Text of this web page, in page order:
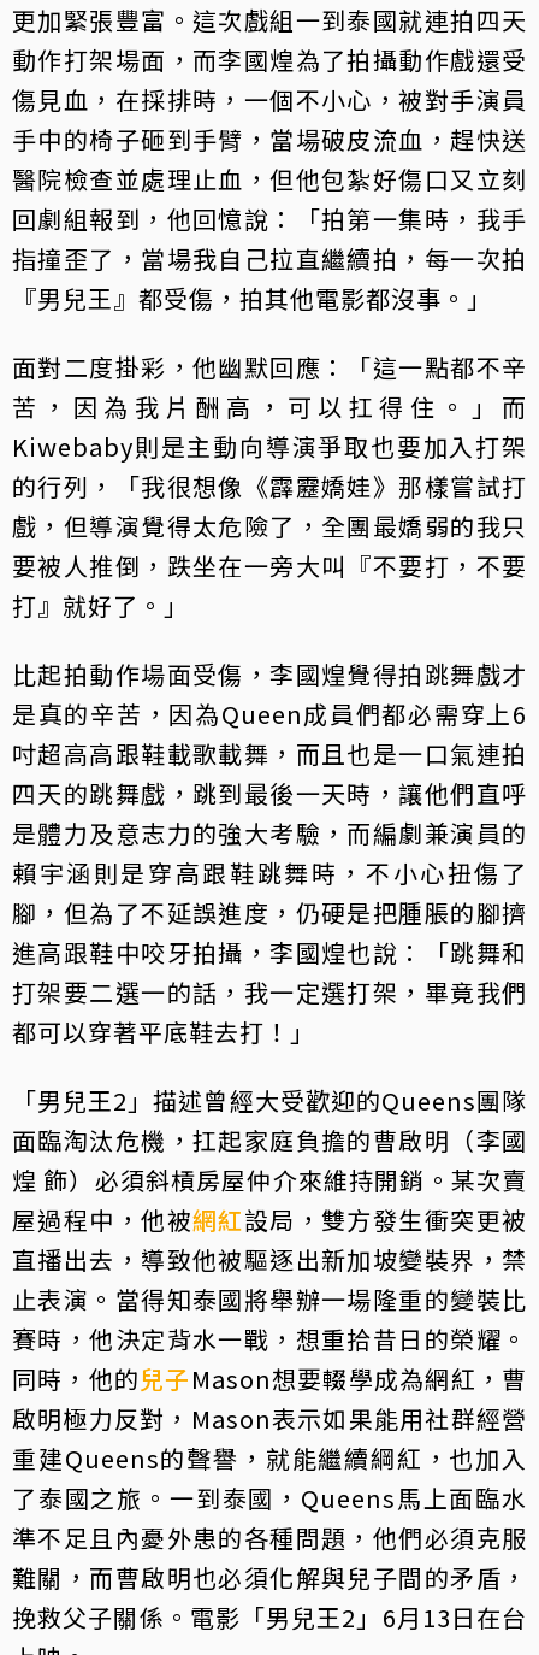
更加緊張豐富。這次戲組一到泰國就連拍四天
動作打架場面，而李國煌為了拍攝動作戲還受
傷見血，在採排時，一個不小心，被對手演員
手中的椅子砸到手臂，當場破皮流血，趕快送
醫院檢查並處理止血，但他包紮好傷口又立刻
回劇組報到，他回憶說：「拍第一集時，我手
指撞歪了，當場我自己拉直繼續拍，每一次拍
『男兒王』都受傷，拍其他電影都沒事。」
面對二度掛彩，他幽默回應：「這一點都不辛
苦，因為我片酬高，可以扛得住。」而
Kiwebaby則是主動向導演爭取也要加入打架
的行列，「我很想像《霹靂嬌娃》那樣嘗試打
戲，但導演覺得太危險了，全團最嬌弱的我只
要被人推倒，跌坐在一旁大叫『不要打，不要
打』就好了。」
比起拍動作場面受傷，李國煌覺得拍跳舞戲才
是真的辛苦，因為Queen成員們都必需穿上6
吋超高高跟鞋載歌載舞，而且也是一口氣連拍
四天的跳舞戲，跳到最後一天時，讓他們直呼
是體力及意志力的強大考驗，而編劇兼演員的
賴宇涵則是穿高跟鞋跳舞時，不小心扭傷了
腳，但為了不延誤進度，仍硬是把腫脹的腳擠
進高跟鞋中咬牙拍攝，李國煌也說：「跳舞和
打架要二選一的話，我一定選打架，畢竟我們
都可以穿著平底鞋去打！」
「男兒王2」描述曾經大受歡迎的Queens團隊
面臨淘汰危機，扛起家庭負擔的曹啟明（李國
煌 飾）必須斜槓房屋仲介來維持開銷。某次賣
屋過程中，他被網紅設局，雙方發生衝突更被
直播出去，導致他被驅逐出新加坡變裝界，禁
止表演。當得知泰國將舉辦一場隆重的變裝比
賽時，他決定背水一戰，想重拾昔日的榮耀。
同時，他的兒子Mason想要輟學成為網紅，曹
啟明極力反對，Mason表示如果能用社群經營
重建Queens的聲譽，就能繼續綱紅，也加入
了泰國之旅。一到泰國，Queens馬上面臨水
準不足且內憂外患的各種問題，他們必須克服
難關，而曹啟明也必須化解與兒子間的矛盾，
挽救父子關係。電影「男兒王2」6月13日在台